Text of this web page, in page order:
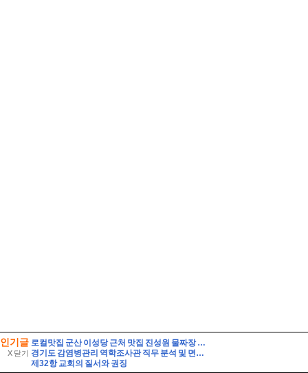
인기글
X 닫기
로컬맛집 군산 이성당 근처 맛집 진성원 물짜장 솔직후기, 경암동 철길마을 근처가 더 맞다.
경기도 감염병관리 역학조사관 직무 분석 및 면접 준비 팁 자기소개 스크립트 및 실제 면접 합격 답안
제32항 교회의 질서와 권징